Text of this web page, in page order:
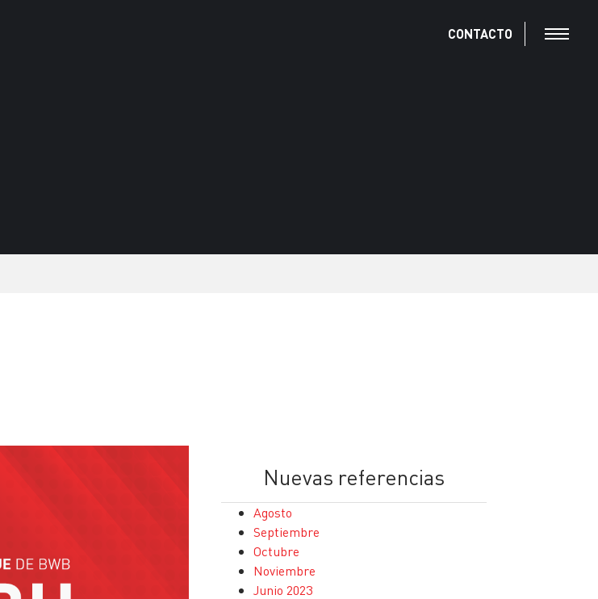
CONTACTO
Nuevas referencias
Agosto
Septiembre
Octubre
Noviembre
Junio 2023